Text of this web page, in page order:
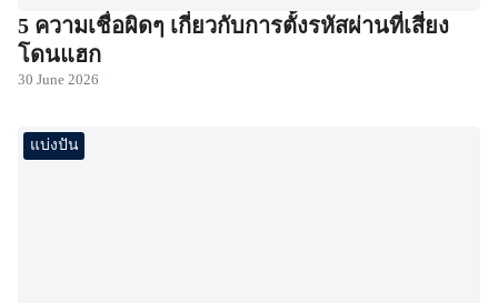
5 ความเชื่อผิดๆ เกี่ยวกับการตั้งรหัสผ่านที่เสี่ยง
โดนแฮก
30 June 2026
แบ่งปัน